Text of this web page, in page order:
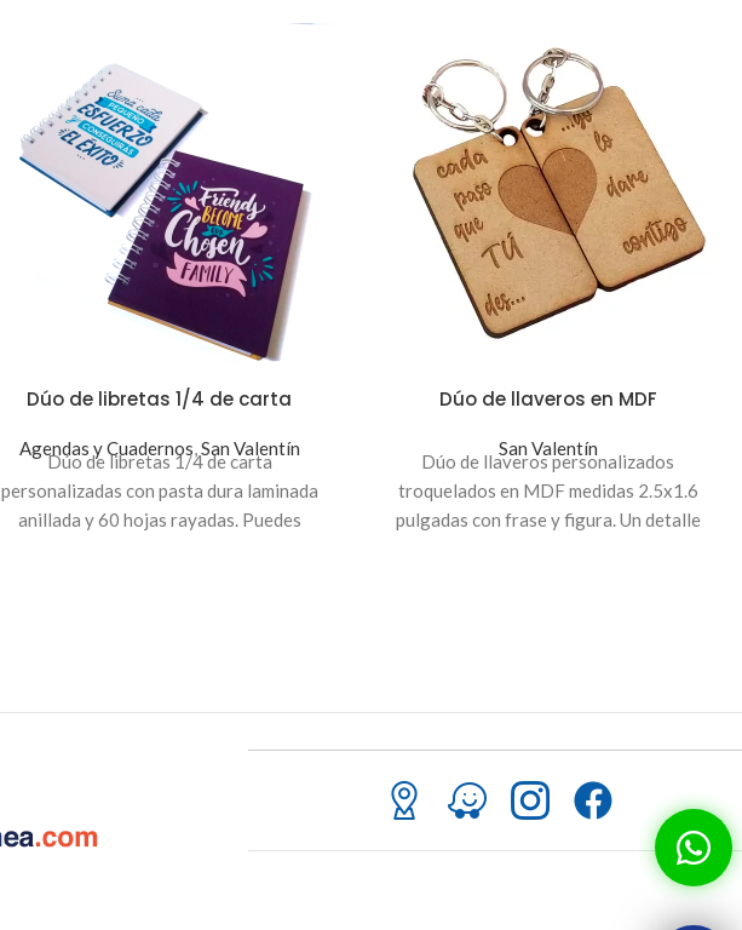
Dúo de libretas 1/4 de carta
Agendas y Cuadernos,San Valentín
Dúode libretas 1/4 de carta
personalizadas con pasta dura laminada
anillada y 60 hojas rayadas. Puedes
Dúo de llaveros en MDF
San Valentín
Dúo de llaveros personalizados
troquelados en MDF medidas 2.5x1.6
pulgadas con frase y figura. Un detalle